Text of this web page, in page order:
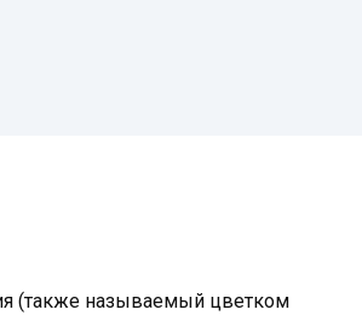
(также называемый цветком